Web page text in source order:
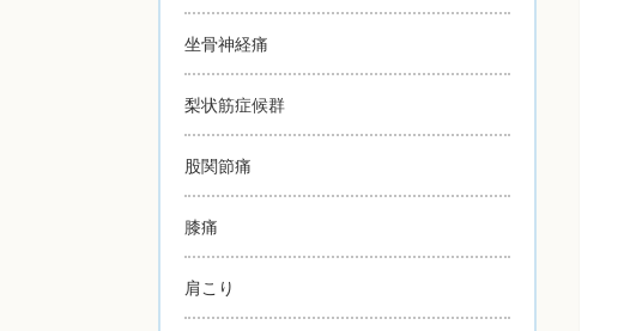
坐骨神経痛
梨状筋症候群
股関節痛
膝痛
肩こり